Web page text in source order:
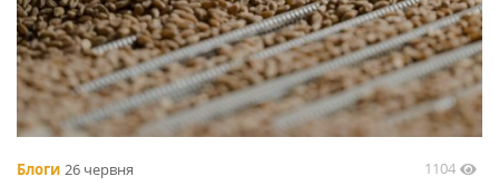
Блоги 26 червня 1104